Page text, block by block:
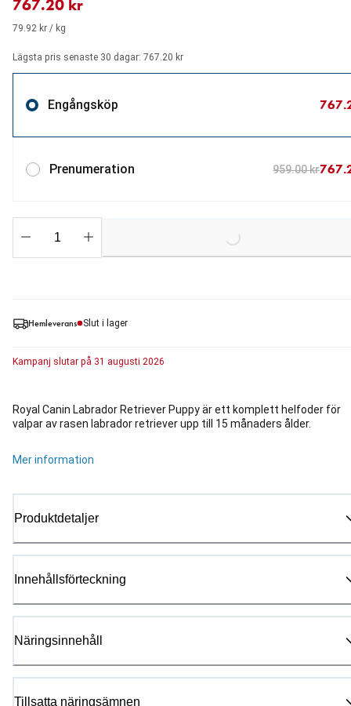
Hemleverans Slut i lager
Kampanj slutar på 31 augusti 2026
Royal Canin Labrador Retriever Puppy är ett komplett helfoder för
valpar av rasen labrador retriever upp till 15 månaders ålder.
Mer information
Produktdetaljer
Innehållsförteckning
Näringsinnehåll
Tillsatta näringsämnen
767.20 kr
79.92 kr / kg
Lägsta pris senaste 30 dagar: 767.20 kr
Engångsköp
Prenumeration 959.00 kr
Loading...